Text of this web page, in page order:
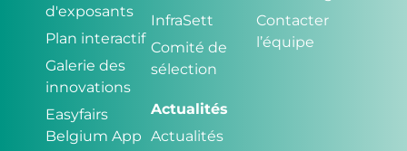
d'exposants
Plan interactif
Galerie des
innovations
Easyfairs
Belgium App
InfraSett
Comité de
sélection
Actualités
Actualités
Contacter
l’équipe